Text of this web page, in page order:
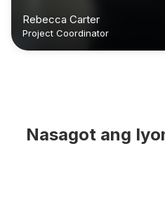
Rebecca Carter
Project Coordinator
Nasagot ang